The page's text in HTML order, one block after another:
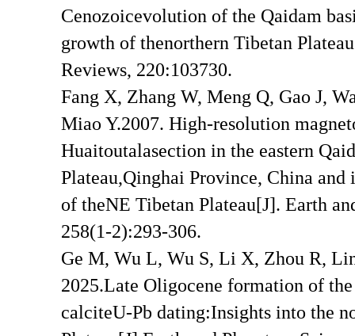
Cenozoicevolution of the Qaidam
growth of thenorthern Tibetan
Reviews, 220:103730.
Fang X, Zhang W, Meng Q, Gao J,
Miao Y.2007. High-resolution
Huaitoutalasection in the eastern
Plateau,Qinghai Province, China
of theNE Tibetan Plateau[J]. Earth
258(1-2):293-306.
Ge M, Wu L, Wu S, Li X, Zhou R,
2025.Late Oligocene formation of
calciteU-Pb dating:Insights into the